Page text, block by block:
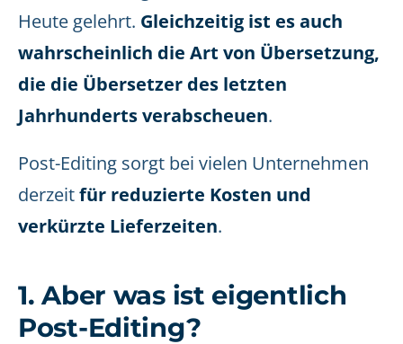
Heute gelehrt. Gleichzeitig ist es auch
wahrscheinlich die Art von Übersetzung,
die die Übersetzer des letzten
Jahrhunderts verabscheuen.
Post-Editing sorgt bei vielen Unternehmen
derzeitfür reduzierte Kosten und
verkürzte Lieferzeiten.
1. Aber was ist eigentlich
Post-Editing?